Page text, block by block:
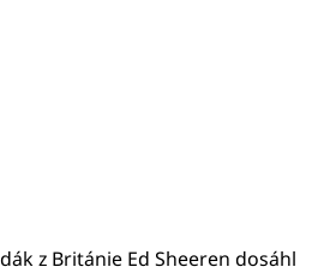
z Británie Ed Sheeren dosáhl